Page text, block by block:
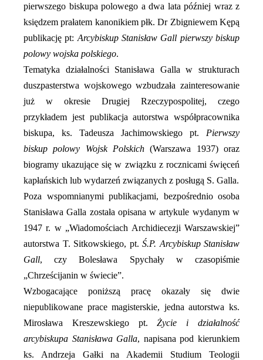
pierwszego biskupa polowego a dwa lata później wraz z
księdzem prałatem kanonikiem płk. Dr Zbigniewem Kępą
publikację pt: Arcybiskup Stanisław Gall pierwszy biskup
polowy wojska polskiego.
Tematyka działalności Stanisława Galla w strukturach
duszpasterstwa wojskowego wzbudzała zainteresowanie
już w okresie Drugiej Rzeczypospolitej, czego
przykładem jest publikacja autorstwa współpracownika
biskupa, ks. Tadeusza Jachimowskiego pt. Pierwszy
biskup polowy Wojsk Polskich(Warszawa 1937) oraz
biogramy ukazujące się w związku z rocznicami święceń
kapłańskich lub wydarzeń związanych z posługą S. Galla.
Poza wspomnianymi publikacjami, bezpośrednio osoba
Stanisława Galla została opisana w artykule wydanym w
1947 r. w „Wiadomościach Archidiecezji Warszawskiej”
autorstwa T. Sitkowskiego, pt. Ś.P. Arcybiskup Stanisław
Gall, czy Bolesława Spychały w czasopiśmie
„Chrześcijanin w świecie”.
Wzbogacające poniższą pracę okazały się dwie
niepublikowane prace magisterskie, jedna autorstwa ks.
Mirosława Kreszewskiego pt.Życie i działalność
arcybiskupa Stanisława Galla, napisana pod kierunkiem
ks. Andrzeja Gałki na Akademii Studium Teologii